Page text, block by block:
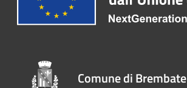
Comune di Brembate